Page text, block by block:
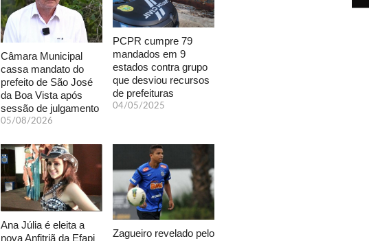
Câmara Municipal
cassa mandato do
prefeito de São José
da Boa Vista após
sessão de julgamento
05/08/2026
PCPR cumpre 79
mandados em 9
estados contra grupo
que desviou recursos
de prefeituras
04/05/2025
Ana Júlia é eleita a
nova Anfitriã da Efapi
Zagueiro revelado pelo